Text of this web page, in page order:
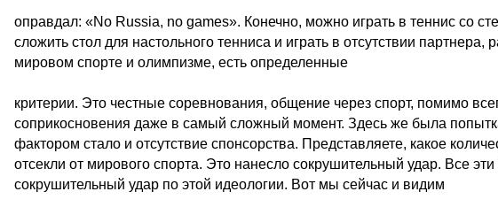
оправдал: «No Russia, no games». Конечно, можно играть в теннис со
сложить стол для настольного тенниса и играть в отсутствии
мировом спорте и олимпизме, есть определенные
критерии. Это честные соревнования, общение через спорт, помимо
соприкосновения даже в самый сложный момент. Здесь же была
фактором стало и отсутствие спонсорства. Представляете, какое
отсекли от мирового спорта. Это нанесло сокрушительный удар. Все
сокрушительный удар по этой идеологии. Вот мы сейчас и видим